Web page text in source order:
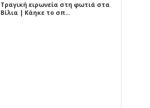
Τραγική ειρωνεία στη φωτιά στα
Βίλια | Κάηκε το σπ…